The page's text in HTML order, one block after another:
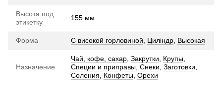
Высота под
этикетку
155 мм
Форма С високой горловиной Циліндр Высокая
Назначение
Чай, кофе, сахар Закрутки Крупы
Специи и приправы Снеки Заготовки
Соления
Конфеты Орехи